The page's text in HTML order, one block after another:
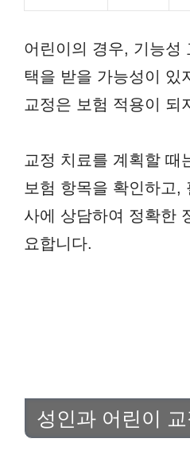
어린이의 경우, 기능성
택을 받을 가능성이 있
교정은 보험 적용이 되
교정 치료를 계획할 때
보험 항목을 확인하고,
사에 상담하여 정확한
요합니다.
성인과 어린이